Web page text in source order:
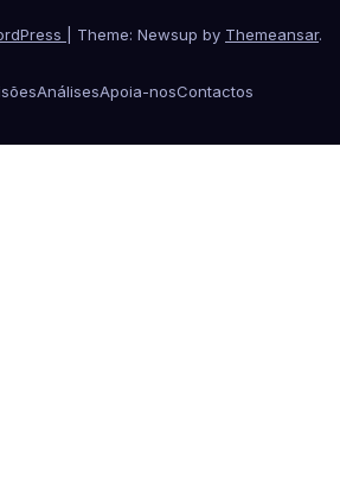
Theme: Newsup by Themeansar.
AnálisesApoia-nosContactos